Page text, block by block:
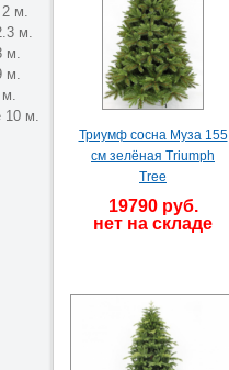
2 м.
м.
м.
м.
м.
10 м.
Триумф сосна Муза 155
см зелёная Triumph
Tree
19790 руб.
нет на складе